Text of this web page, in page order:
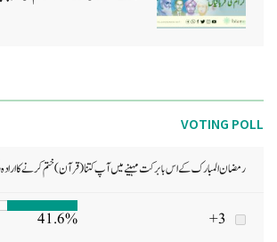
VOTING POLL
رمضان المبارک کے اس بابرکت مہینے میں آپ کتنا (قرآن) ختم کرنے کا ارادہ
3+
41.6%